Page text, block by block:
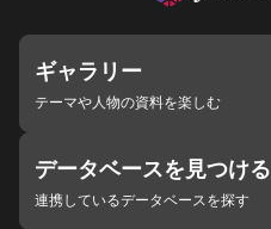
ギャラリー
テーマや人物の資料を楽しむ
データベースを見つける
連携しているデータベースを探す